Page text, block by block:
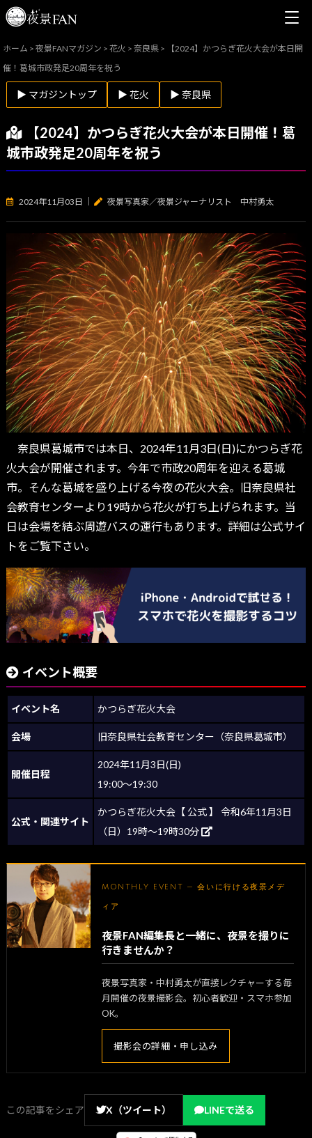
ホーム >夜景FANマガジン >花火 >奈良県 >
【2024】かつらぎ花火大会が本日開
催！葛城市政発足20周年を祝う
▶ マガジントップ ▶ 花火 ▶ 奈良県
【2024】かつらぎ花火大会が本日開催！葛
城市政発足20周年を祝う
2024年11月03日 夜景写真家／夜景ジャーナリスト 中村勇太
奈良県葛城市では本日、2024年11月3日(日)にかつらぎ花
火大会が開催されます。今年で市政20周年を迎える葛城
市。そんな葛城を盛り上げる今夜の花火大会。旧奈良県社
会教育センターより19時から花火が打ち上げられます。当
日は会場を結ぶ周遊バスの運行もあります。詳細は公式サイ
トをご覧下さい。
イベント概要
イベント名 かつらぎ花火大会
会場 旧奈良県社会教育センター（奈良県葛城市）
開催日程
2024年11月3日(日)
19:00～19:30
公式・関連サイト
かつらぎ花火大会【 公式 】 令和6年11月3日
（日）19時～19時30分
MONTHLY EVENT — 会いに行ける夜景メデ
ィア
夜景FAN編集長と一緒に、夜景を撮りに
行きませんか？
夜景写真家・中村勇太が直接レクチャーする毎
月開催の夜景撮影会。初心者歓迎・スマホ参加
OK。
撮影会の詳細・申し込み
この記事をシェア X（ツイート） LINEで送る